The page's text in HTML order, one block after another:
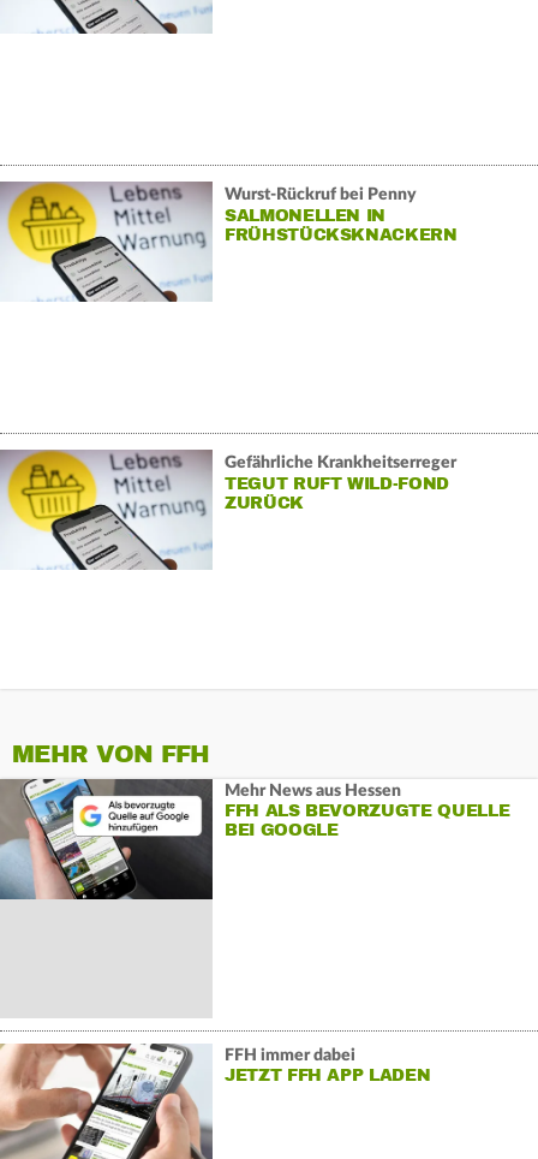
Wurst-Rückruf bei Penny
SALMONELLEN IN
FRÜHSTÜCKSKNACKERN
Gefährliche Krankheitserreger
TEGUT RUFT WILD-FOND
ZURÜCK
MEHR VON FFH
Mehr News aus Hessen
FFH ALS BEVORZUGTE QUELLE
BEI GOOGLE
FFH immer dabei
JETZT FFH APP LADEN